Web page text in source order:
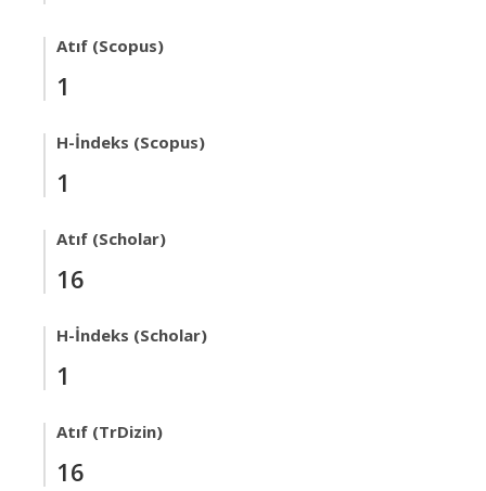
Atıf (Scopus)
1
H-İndeks (Scopus)
1
Atıf (Scholar)
16
H-İndeks (Scholar)
1
Atıf (TrDizin)
16